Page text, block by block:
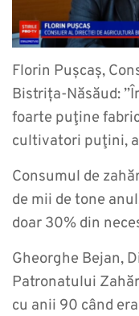
Florin Pușcaș,
Bistrița-Năsăud:
foarte puţine
cultivatori puţini,
Consumul de
de mii de tone
doar 30% din
Gheorghe Bejan,
Patronatului
cu anii 90 când